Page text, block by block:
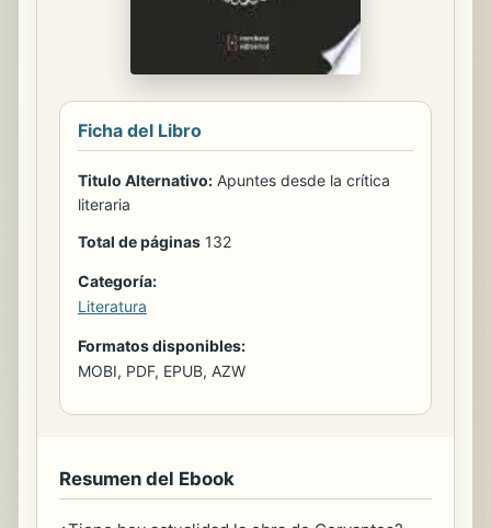
Ficha del Libro
Titulo Alternativo: Apuntes desde la crítica
literaria
Total de páginas 132
Categoría:
Literatura
Formatos disponibles:
MOBI, PDF, EPUB, AZW
Resumen del Ebook